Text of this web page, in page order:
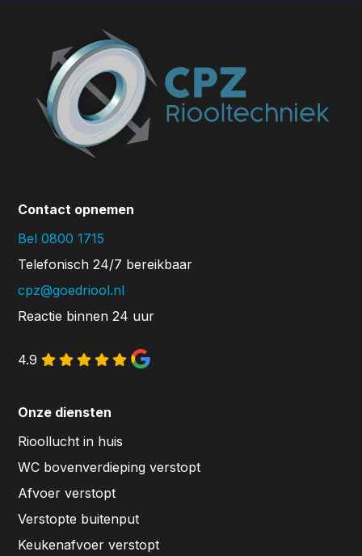
Contact opnemen
Bel 0800 1715
Telefonisch 24/7 bereikbaar
cpz@goedriool.nl
Reactie binnen 24 uur
4.9
Onze diensten
Rioollucht in huis
WC bovenverdieping verstopt
Afvoer verstopt
Verstopte buitenput
Keukenafvoer verstopt